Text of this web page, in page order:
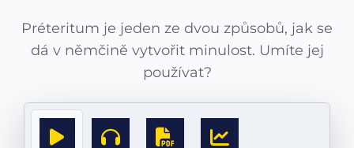
Préteritum je jeden ze dvou způsobů, jak se
dá v němčině vytvořit minulost. Umíte jej
používat?